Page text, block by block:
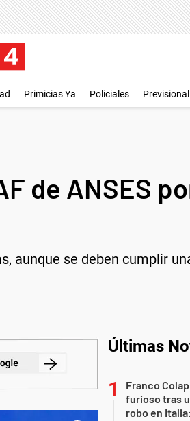
Primicias Ya Policiales Previsional
de ANSES
aunque se deben cumplir
Últimas
Franco
furioso tras
robo en